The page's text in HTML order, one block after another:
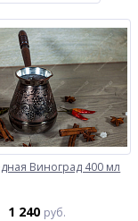
Виноград 400 мл
1 240 руб.